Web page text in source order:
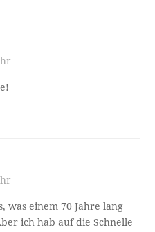
was einem 70 Jahre lang
ich hab auf die Schnelle